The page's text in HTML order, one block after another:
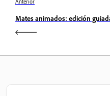
Mates animados: edición